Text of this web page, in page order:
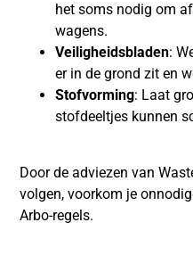
het soms nodig om
wagens.
Veiligheidsbladen:
er in de grond zit en
Stofvorming: Laat
stofdeeltjes kunnen
Door de adviezen van
volgen, voorkom je
Arbo-regels.